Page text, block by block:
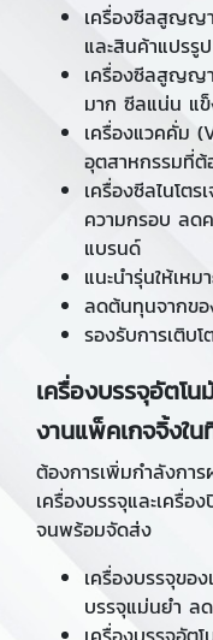
เครื่องซีลสูญญ
และสินค้าแปร
เครื่องซีลสูญญ
มาก ซีลแน่น แข็
เครื่องแวคคั่ม
อุตสาหกรรมที่ต้
เครื่องซีลไนโต
ความกรอบ ลด
แบรนด์
แนะนำรุ่นให้เห
ลดต้นทุนจากขอ
รองรับการเติบโ
เครื่องบรรจุอัตโ
งานแพ็คเกจจิ้งใน
ต้องการเพิ่มกำลังกา
เครื่องบรรจุและเครื่
จนพร้อมจัดส่ง
เครื่องบรรจุขอ
บรรจุแม่นยำ ล